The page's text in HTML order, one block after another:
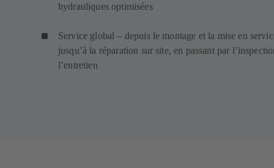
hydrauliques optimisées
Service global – depuis le montage et la mise en
jusqu’à la réparation sur site, en passant par
l’entretien